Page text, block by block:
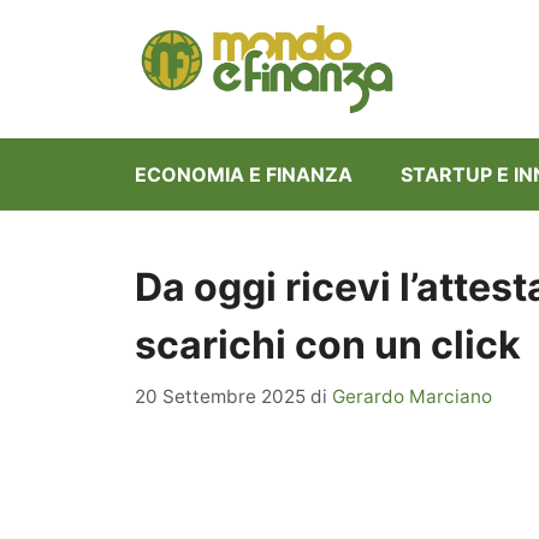
ECONOMIA E FINANZA STARTUP E
Da oggi ricevi
scarichi con un click
20 Settembre 2025 di Gerardo Marciano